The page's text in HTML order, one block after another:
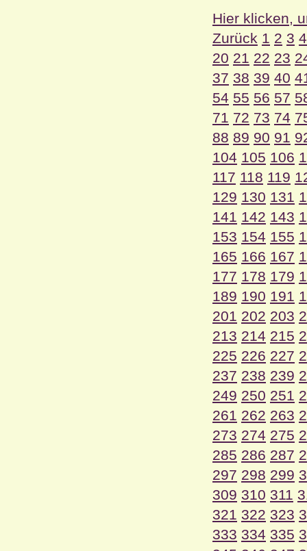
Hier klicken,
Zurück 1 2 3 4
20 21 22 23
37 38 39 40
54 55 56 57
71 72 73 74
88 89 90 91
104 105 106
117 118 119
129 130 131
141 142 143
153 154 155
165 166 167
177 178 179
189 190 191
201 202 203
213 214 215
225 226 227
237 238 239
249 250 251
261 262 263
273 274 275
285 286 287
297 298 299
309 310 311
321 322 323
333 334 335